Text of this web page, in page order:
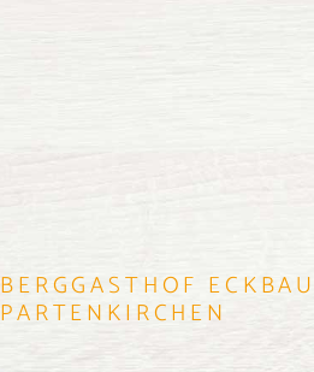
BERGGASTHOF
PARTENKIRCHEN